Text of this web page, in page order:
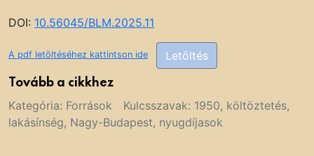
DOI: 10.56045/BLM.2025.11
A pdf letöltéséhez kattintson ide Letöltés
Tovább a cikkhez
Kategória: Források Kulcsszavak: 1950, költöztetés,
lakásínség, Nagy-Budapest, nyugdíjasok